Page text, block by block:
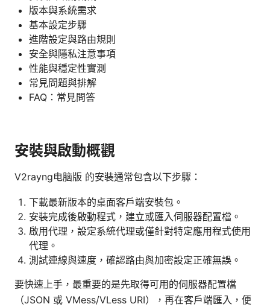
版本與系統需求
基本設定步驟
進階設定與路由規則
安全與隱私注意事項
性能與穩定性實測
常見問題與排解
FAQ：常見問答
安裝與啟動概觀
V2rayng电脑版 的安裝通常包含以下步驟：
下載最新版本的桌面客戶端安裝包。
安裝完成後啟動程式，建立或匯入伺服器配置檔。
啟用代理，設定系統代理或僅針對特定應用程式使用
代理。
測試連線與速度，確認路由與加密設定正確無誤。
要快速上手，最重要的是先取得可用的伺服器配置檔
（JSON 或 VMess/VLess URI），再在客戶端匯入，便